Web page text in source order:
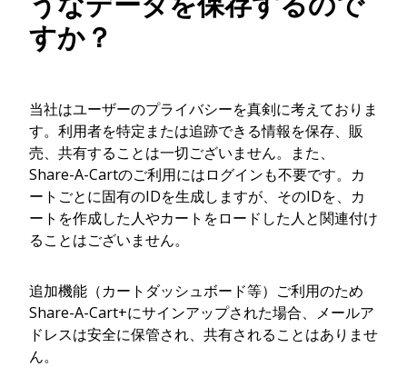
すか？
当社はユーザーのプライバシーを真剣に考えておりま
す。利用者を特定または追跡できる情報を保存、販
売、共有することは一切ございません。また、
Share-A-Cartのご利用にはログインも不要です。カ
ートごとに固有のIDを生成しますが、そのIDを、カ
ートを作成した人やカートをロードした人と関連付け
ることはございません。
追加機能（カートダッシュボード等）ご利用のため
Share-A-Cart+にサインアップされた場合、メールア
ドレスは安全に保管され、共有されることはありませ
ん。